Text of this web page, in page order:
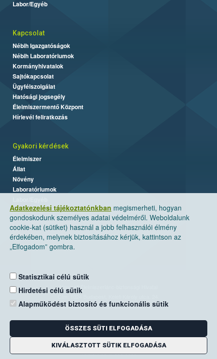
Adatkezelési tájékoztatónkban megismerheti, hogyan
gondoskodunk személyes adatai védelméről. Weboldalunk
cookie-kat (sütiket) használ a jobb felhasználói élmény
érdekében, melynek biztosításához kérjük, kattintson az
„Elfogadom” gombra.
Statisztikai célú sütik
Hirdetési célú sütik
Alapműködést biztosító és funkcionális sütik
ÖSSZES SÜTI ELFOGADÁSA
KIVÁLASZTOTT SÜTIK ELFOGADÁSA
Labor/Egyéb
Kapcsolat
Nébih Igazgatóságok
Nébih Laboratóriumok
Kormányhivatalok
Sajtókapcsolat
Ügyfélszolgálat
Hatósági jogsegély
Élelmiszermentő Központ
Hírlevél feliratkozás
Gyakori kérdések
Élelmiszer
Állat
Növény
Laboratóriumok
Nemzeti Élelmiszerlánc-biztonsági Hivatal
Levelezési cím: 1525 Budapest. Pf. 30.
E-mail:ugyfelszolgalat@nebih.gov.hu
Zöld szám: 06-80/263-244
Telefon: 06-1/ 336-9000